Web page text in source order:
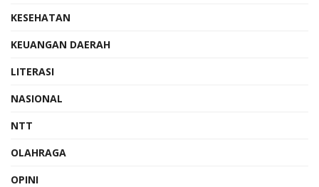
KESEHATAN
KEUANGAN DAERAH
LITERASI
NASIONAL
NTT
OLAHRAGA
OPINI